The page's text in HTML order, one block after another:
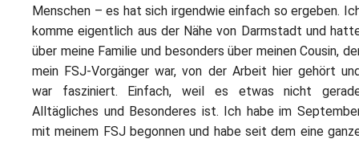
Menschen – es hat sich irgendwie einfach so ergeben.
komme eigentlich aus der Nähe von Darmstadt und
über meine Familie und besonders über meinen Cousin,
mein FSJ-Vorgänger war, von der Arbeit hier gehört
war fasziniert. Einfach, weil es etwas nicht
Alltägliches und Besonderes ist. Ich habe im
mit meinem FSJ begonnen und habe seit dem eine